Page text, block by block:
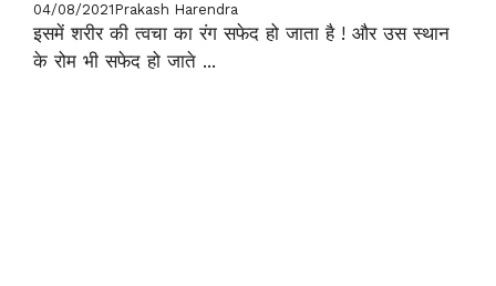
04/08/2021Prakash Harendra
इसमें शरीर की त्वचा का रंग सफेद हो जाता है ! और उस स्थान
के रोम भी सफेद हो जाते ...